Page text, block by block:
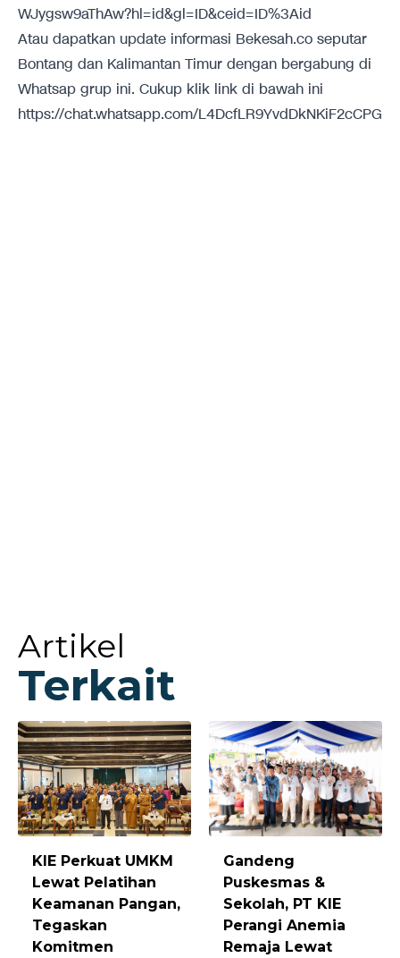
WJygsw9aThAw?hl=id&gl=ID&ceid=ID%3Aid
Atau dapatkan update informasi Bekesah.co seputar
Bontang dan Kalimantan Timur dengan bergabung di
Whatsap grup ini. Cukup klik link di bawah ini
https://chat.whatsapp.com/L4DcfLR9YvdDkNKiF2cCPG
Artikel
Terkait
KIE Perkuat UMKM
Lewat Pelatihan
Keamanan Pangan,
Tegaskan
Komitmen
Gandeng
Puskesmas &
Sekolah, PT KIE
Perangi Anemia
Remaja Lewat